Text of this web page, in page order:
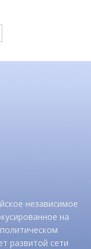
независимое
на
развитой сети